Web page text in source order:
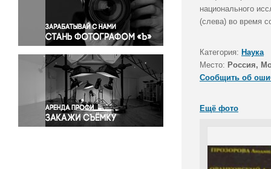
Правосудие
Происшествия и конфликты
Религия
Светская жизнь
Спорт
Экология
Экономика и бизнес
национального
(слева) во время
Категория: Наука
Место: Россия,
Сообщить об
Ещё фото